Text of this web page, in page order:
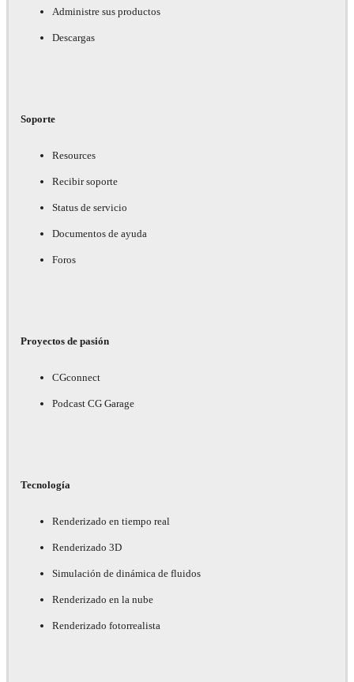
Administre sus productos
Descargas
Soporte
Resources
Recibir soporte
Status de servicio
Documentos de ayuda
Foros
Proyectos de pasión
CGconnect
Podcast CG Garage
Tecnología
Renderizado en tiempo real
Renderizado 3D
Simulación de dinámica de fluidos
Renderizado en la nube
Renderizado fotorrealista